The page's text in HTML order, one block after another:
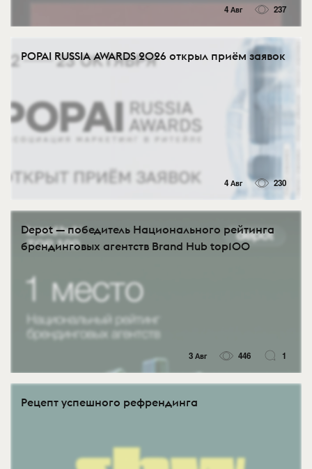
4 Авг 237
POPAI RUSSIA AWARDS 2026 открыл приём заявок
4 Авг 230
Depot — победитель Национального рейтинга
брендинговых агентств Brand Hub top100
3 Авг 446 1
Рецепт успешного рефрендинга